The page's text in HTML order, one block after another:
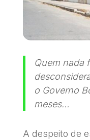
Quem nada
o Governo
meses…
A despeito de